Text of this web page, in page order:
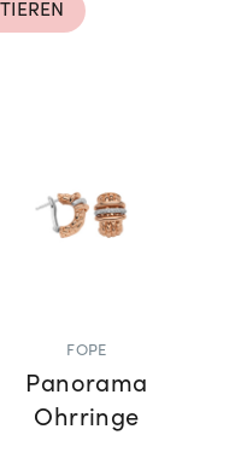
FOPE
Panorama
Ohrringe